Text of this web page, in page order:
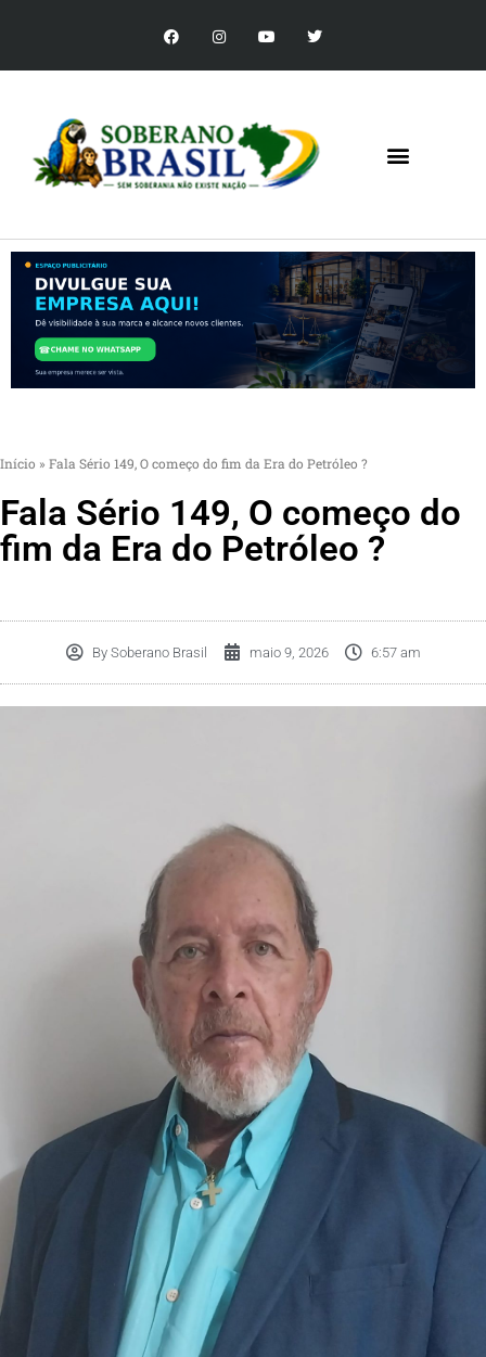
Início » Fala Sério 149, O começo do fim da Era do Petróleo ?
Fala Sério 149, O começo do
fim da Era do Petróleo ?
BySoberano Brasil maio 9, 2026 6:57 am